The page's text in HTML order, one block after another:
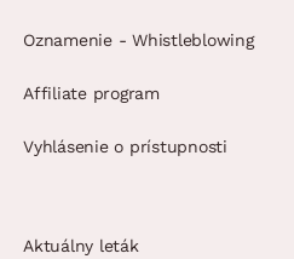
Oznamenie - Whistleblowing
Affiliate program
Vyhlásenie o prístupnosti
Aktuálny leták